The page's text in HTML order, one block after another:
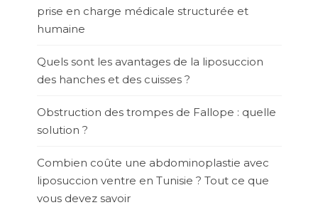
prise en charge médicale structurée et
humaine
Quels sont les avantages de la liposuccion
des hanches et des cuisses ?
Obstruction des trompes de Fallope : quelle
solution ?
Combien coûte une abdominoplastie avec
liposuccion ventre en Tunisie ? Tout ce que
vous devez savoir